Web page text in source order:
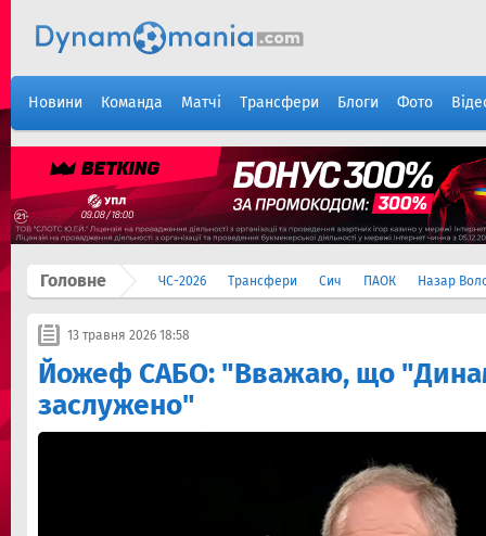
Новини Команда Матчі Трансфери Блоги Фото
Головне ЧС-2026 Трансфери Сич ПАОК Назар
13 травня 2026 18:58
Йожеф САБО: "Вважаю, що
заслужено"